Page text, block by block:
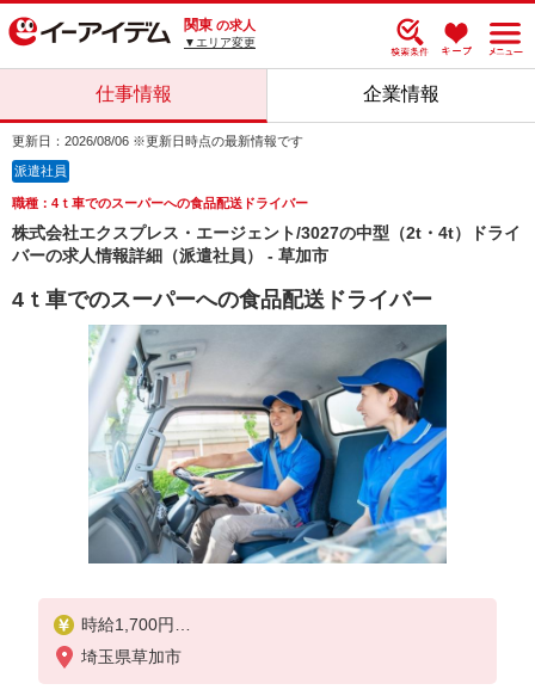
関東 の求人
▼エリア変更
仕事情報 企業情報
更新日：2026/08/06 ※更新日時点の最新情報です
派遣社員
職種：4ｔ車でのスーパーへの食品配送ドライバー
株式会社エクスプレス・エージェント/3027の中型（2t・4t）ドライ
バーの求人情報詳細（派遣社員） - 草加市
4ｔ車でのスーパーへの食品配送ドライバー
時給1,700円
※交通費は別途実費分支給！（条件あり）
埼玉県草加市